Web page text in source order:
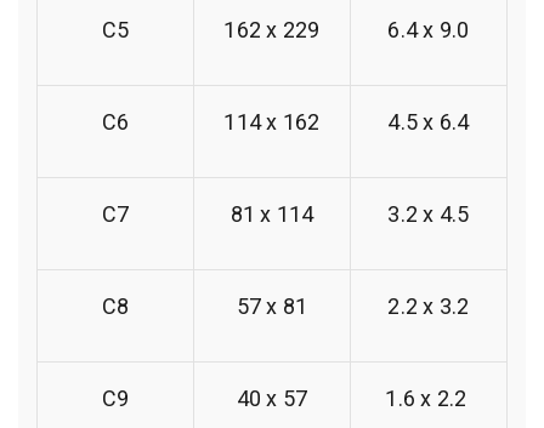
C5 162 x 229 6.4 x 9.0
C6 114 x 162 4.5 x 6.4
C7 81 x 114 3.2 x 4.5
C8 57 x 81 2.2 x 3.2
C9 40 x 57 1.6 x 2.2